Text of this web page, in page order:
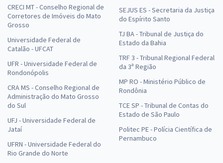
CRECI MT - Conselho Regional de
Corretores de Imóveis do Mato
Grosso
Universidade Federal de
Catalão - UFCAT
UFR - Universidade Federal de
Rondonópolis
CRA MS - Conselho Regional de
Administração do Mato Grosso
do Sul
UFJ - Universidade Federal de
Jataí
UFRN - Universidade Federal do
Rio Grande do Norte
SEJUS ES - Secretaria da Justiça
do Espírito Santo
TJ BA - Tribunal de Justiça do
Estado da Bahia
TRF 3 - Tribunal Regional Federal
da 3ª Região
MP RO - Ministério Público de
Rondônia
TCE SP - Tribunal de Contas do
Estado de São Paulo
Politec PE - Polícia Científica de
Pernambuco